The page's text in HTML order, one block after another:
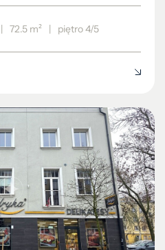
| 72.5 m² | piętro 4/5